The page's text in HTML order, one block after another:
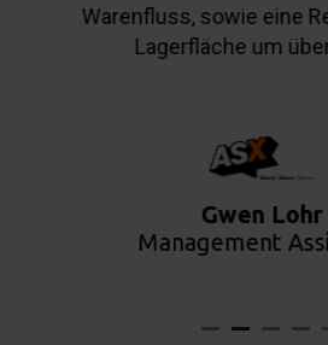
täglich mehrere hundert
verschiedenste
Heike